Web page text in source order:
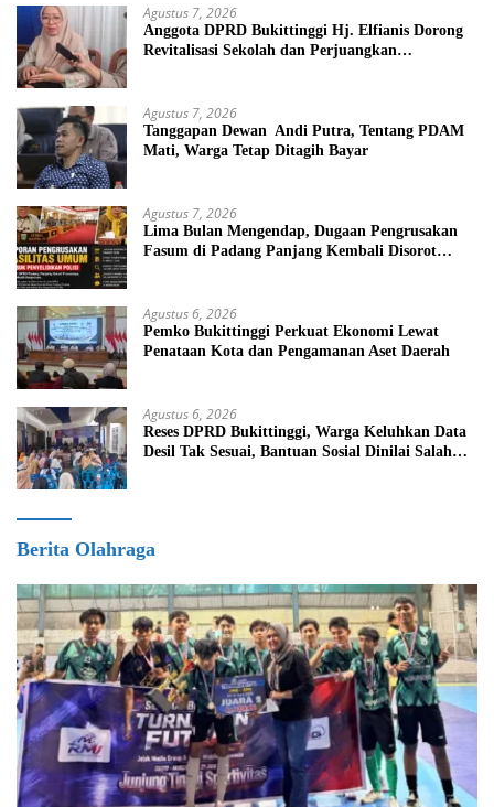
Agustus 7, 2026
Anggota DPRD Bukittinggi Hj. Elfianis Dorong
Revitalisasi Sekolah dan Perjuangkan
Agustus 7, 2026
Tanggapan Dewan Andi Putra, Tentang PDAM
Mati, Warga Tetap Ditagih Bayar
Agustus 7, 2026
Lima Bulan Mengendap, Dugaan Pengrusakan
Fasum di Padang Panjang Kembali Disorot
Agustus 6, 2026
Pemko Bukittinggi Perkuat Ekonomi Lewat
Penataan Kota dan Pengamanan Aset Daerah
Agustus 6, 2026
Reses DPRD Bukittinggi, Warga Keluhkan Data
Desil Tak Sesuai, Bantuan Sosial Dinilai Salah
Berita Olahraga